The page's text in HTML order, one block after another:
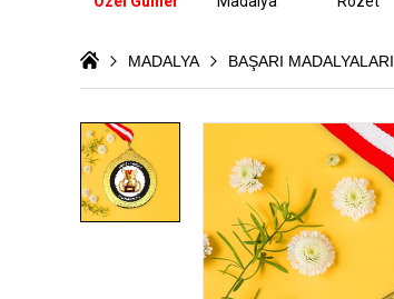
MADALYA BAŞARI MADALYALARI